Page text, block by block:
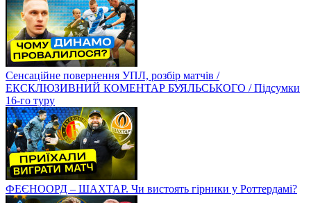
Сенсаційне повернення УПЛ, розбір матчів /
ЕКСКЛЮЗИВНИЙ КОМЕНТАР БУЯЛЬСЬКОГО / Підсумки
16-го туру
ФЕЄНООРД – ШАХТАР. Чи вистоять гірники у Роттердамі?